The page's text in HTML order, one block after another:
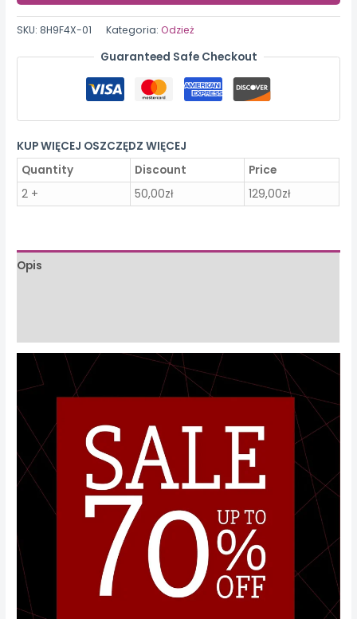
spodnie
z
SKU: 8H9F4X-01 Kategoria:Odzież
Guaranteed Safe Checkout
KUP WIĘCEJ OSZCZĘDZ WIĘCEJ
Quantity
Discount
Price
2 +
50,00zł 129,00zł
Opis